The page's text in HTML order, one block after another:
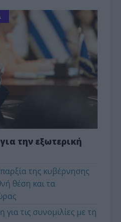
την εξωτερική
της κυβέρνησης
θέση και τα
τις συνομιλίες με τη